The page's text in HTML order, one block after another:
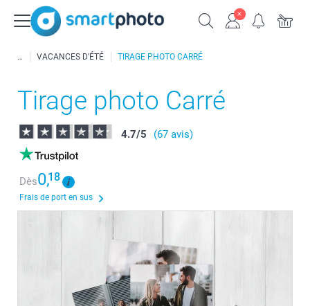
VACANCES D'ÉTÉ TIRAGE PHOTO CARRÉ
Tirage photo Carré
4.7/5 (67 avis)
Dès0,18
Frais de port en sus